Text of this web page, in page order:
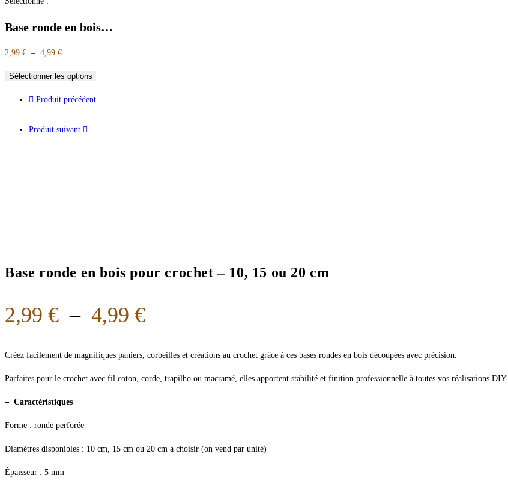
Base ronde en bois…
2,99 € – 4,99 €
Sélectionner les options
Produit précédent
Produit suivant
Base ronde en bois pour crochet – 10, 15 ou 20 cm
2,99 € – 4,99 €
Créez facilement de magnifiques paniers, corbeilles et créations au crochet grâce à ces bases rondes en bois découpées avec précision.
Parfaites pour le crochet avec fil coton, corde, trapilho ou macramé, elles apportent stabilité et finition professionnelle à toutes vos réalisations DIY.
– Caractéristiques
Forme : ronde perforée
Diamètres disponibles : 10 cm, 15 cm ou 20 cm à choisir (on vend par unité)
Épaisseur : 5 mm